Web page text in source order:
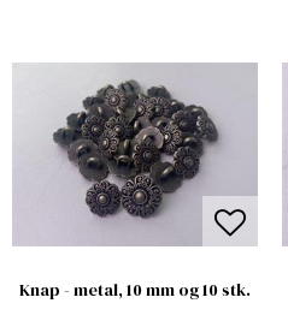
Knap - metal, 10 mm og 10 stk.